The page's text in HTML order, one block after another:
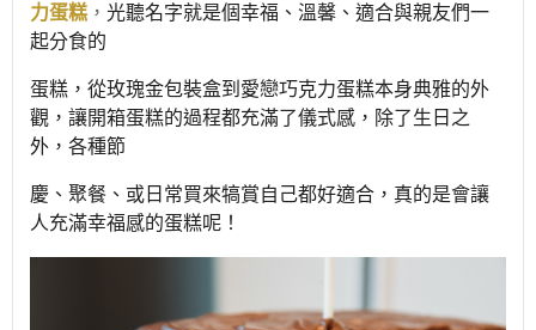
力蛋糕 ， 光聽名字就是個幸福、溫馨、適合與親友們一
起分食的
蛋糕，從玫瑰金包裝盒到愛戀巧克力蛋糕本身典雅的外
觀，讓開箱蛋糕的過程都充滿了儀式感，除了生日之
外，各種節
慶、 聚餐、或日常買來犒賞自己都好適合，真的是會讓
人充滿幸福感的蛋糕呢！